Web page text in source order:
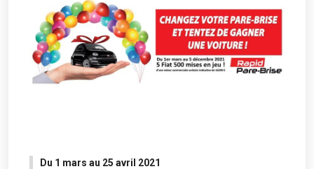
Du 1 mars au 25 avril 2021